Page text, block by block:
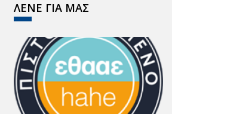
ΛΕΝΕ ΓΙΑ ΜΑΣ